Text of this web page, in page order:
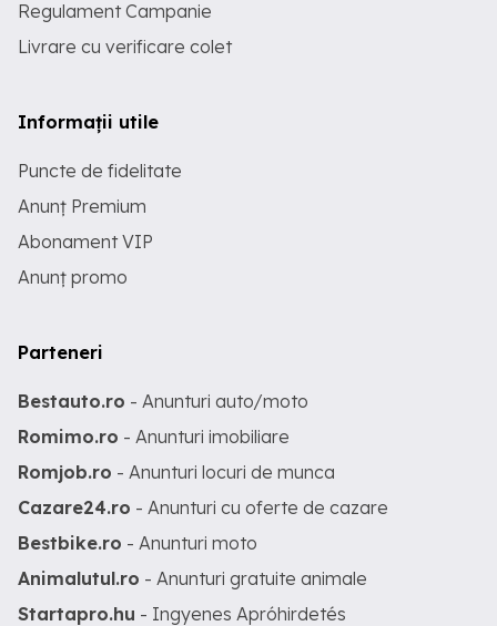
Regulament Campanie
Livrare cu verificare colet
Informații utile
Puncte de fidelitate
Anunț Premium
Abonament VIP
Anunț promo
Parteneri
Bestauto.ro - Anunturi auto/moto
Romimo.ro - Anunturi imobiliare
Romjob.ro - Anunturi locuri de munca
Cazare24.ro - Anunturi cu oferte de cazare
Bestbike.ro - Anunturi moto
Animalutul.ro - Anunturi gratuite animale
Startapro.hu - Ingyenes Apróhirdetés